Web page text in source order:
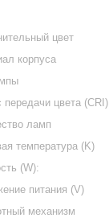
цвет
корпуса
передачи цвета (CRI)
ламп
температура (K)
(W):
питания (V)
механизм